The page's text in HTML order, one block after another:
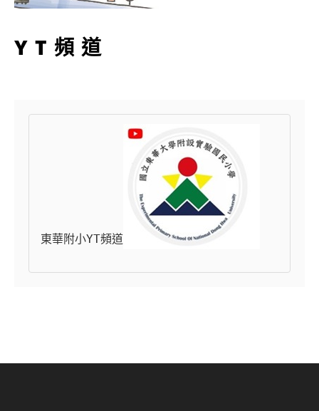
YT頻道
東華附小YT頻道